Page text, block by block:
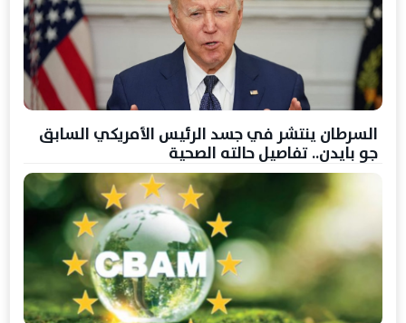
السرطان ينتشر في جسد الرئيس الأمريكي السابق
جو بايدن.. تفاصيل حالته الصحية